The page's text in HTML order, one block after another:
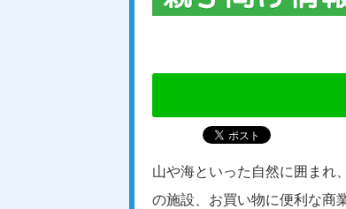
山や海といった自然に囲まれ
の施設、お買い物に便利な商